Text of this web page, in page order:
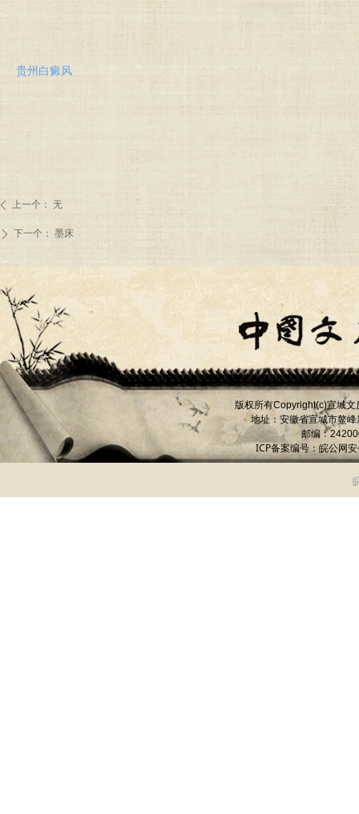
上一个： 无
ꄲ 下一个： 墨床
贵州白癜风
版权所有Copyright(c)宣城文
地址：安徽省宣城市鳌峰
邮编：
ICP备案编号： 皖公网